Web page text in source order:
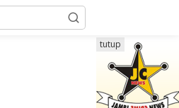
tutup